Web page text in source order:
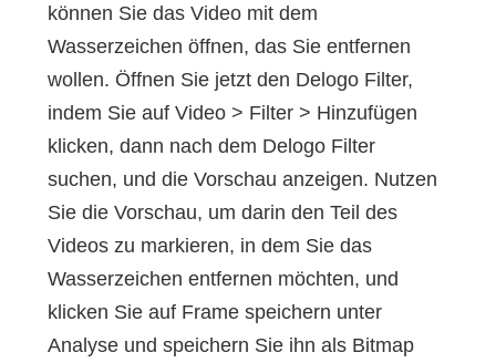
können Sie das Video mit dem
Wasserzeichen öffnen, das Sie entfernen
wollen. Öffnen Sie jetzt den Delogo Filter,
indem Sie auf Video > Filter > Hinzufügen
klicken, dann nach dem Delogo Filter
suchen, und die Vorschau anzeigen. Nutzen
Sie die Vorschau, um darin den Teil des
Videos zu markieren, in dem Sie das
Wasserzeichen entfernen möchten, und
klicken Sie auf Frame speichern unter
Analyse und speichern Sie ihn als Bitmap